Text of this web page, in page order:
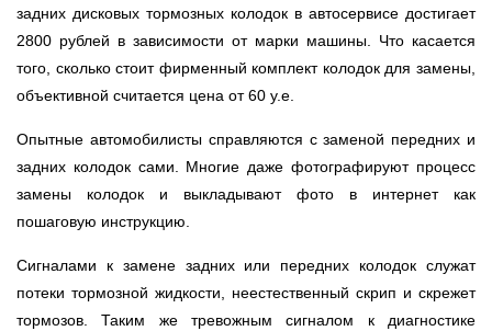
задних дисковых тормозных колодок в автосервисе достигает
2800 рублей в зависимости от марки машины. Что касается
того, сколько стоит фирменный комплект колодок для замены,
объективной считается цена от 60 у.е.
Опытные автомобилисты справляются с заменой передних и
задних колодок сами. Многие даже фотографируют процесс
замены колодок и выкладывают фото в интернет как
пошаговую инструкцию.
Сигналами к замене задних или передних колодок служат
потеки тормозной жидкости, неестественный скрип и скрежет
тормозов. Таким же тревожным сигналом к диагностике